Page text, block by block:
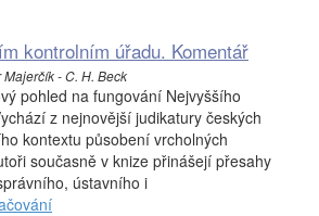
kontrolním úřadu. Komentář
- C. H. Beck
pohled na fungování Nejvyššího
z nejnovější judikatury českých
kontextu působení vrcholných
současně v knize přinášejí přesahy
ústavního i